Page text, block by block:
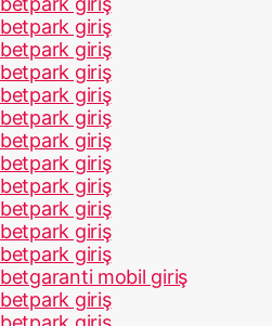
betpark giriş
betpark giriş
betpark giriş
betpark giriş
betpark giriş
betpark giriş
betpark giriş
betpark giriş
betpark giriş
betpark giriş
betpark giriş
betgaranti mobil giriş
betpark giriş